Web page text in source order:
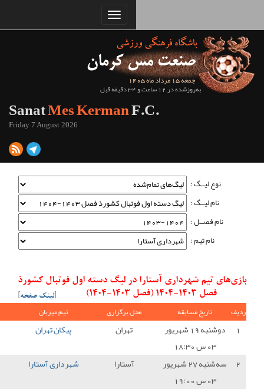
Sanat
لیگ دسته اول فوتبال کشورذ
[ لینک صفحه]
برگزاری تیم میزبان نتیجه تیم میهمان
پیکان تهران 3 - 0 شهرداری آستارا
شهرداری آستارا 2 - 3 سایپا